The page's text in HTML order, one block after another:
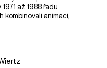
až 1988 řadu
kombinovali animaci,